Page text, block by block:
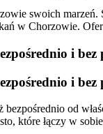
swoich
w Chorzowie.
i
i
od
które łączy w